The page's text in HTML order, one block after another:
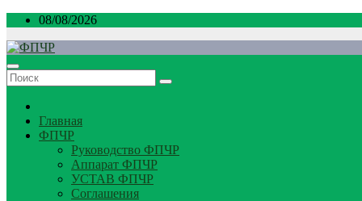
Перейти
содержимому
08/08/2026
Главная
ФПЧР
Руководство ФПЧР
Аппарат ФПЧР
УСТАВ ФПЧР
Соглашения